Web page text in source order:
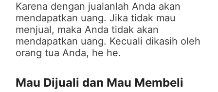
Karena dengan jualanlah Anda akan
mendapatkan uang. Jika tidak mau
menjual, maka Anda tidak akan
mendapatkan uang. Kecuali dikasih oleh
orang tua Anda, he he.
Mau Dijuali dan Mau Membeli